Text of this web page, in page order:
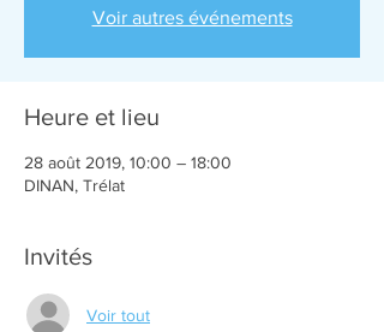
Voir autres événements
Heure et lieu
28 août 2019, 10:00 – 18:00
DINAN, Trélat
Invités
Voir tout